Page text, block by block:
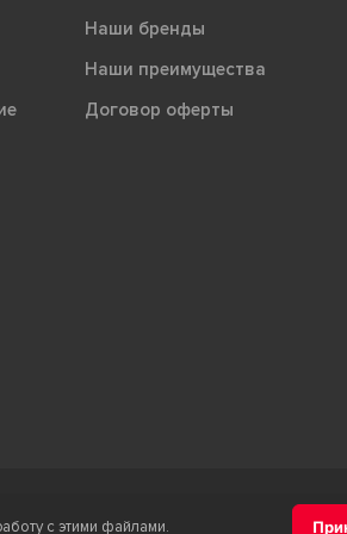
Наши бренды
Наши преимущества
Договор оферты
товарного знака "Терра" является ООО
с этими файлами.